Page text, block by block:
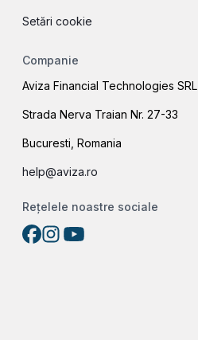
Setări cookie
Companie
Aviza Financial Technologies SRL
Strada Nerva Traian Nr. 27-33
Bucuresti, Romania
help@aviza.ro
Rețelele noastre sociale